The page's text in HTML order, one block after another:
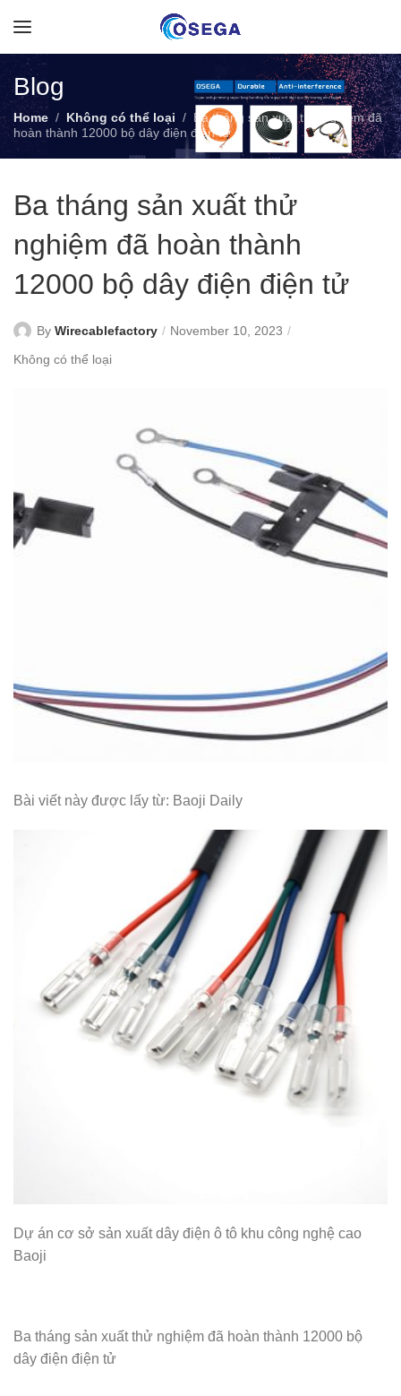
Blog
Home Không có thể loại
Ba tháng sản xuất thử nghiệm đã
hoàn thành 12000 bộ dây điện điện tử
Ba tháng sản xuất thử
nghiệm đã hoàn thành
12000 bộ dây điện điện tử
By Wirecablefactory
November 10, 2023
Không có thể loại
Bài viết này được lấy từ: Baoji Daily
Dự án cơ sở sản xuất dây điện ô tô khu công nghệ cao
Baoji
Ba tháng sản xuất thử nghiệm đã hoàn thành 12000 bộ
dây điện điện tử